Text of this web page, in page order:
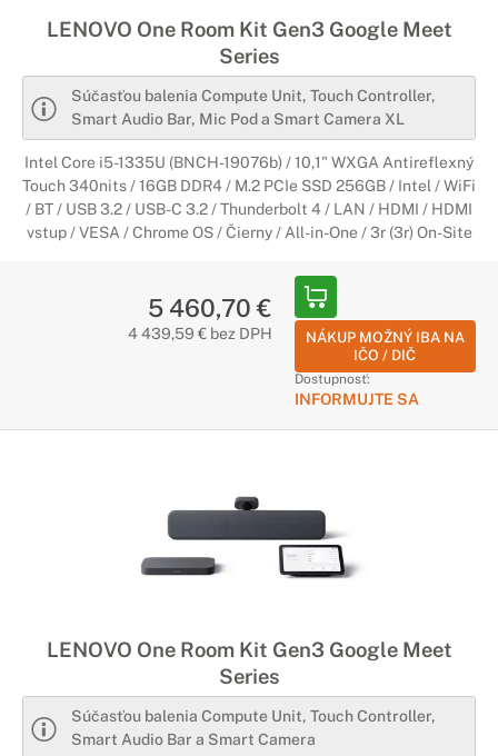
LENOVO One Room Kit Gen3 Google Meet
Series
Súčasťou balenia Compute Unit, Touch Controller,
Smart Audio Bar, Mic Pod a Smart Camera XL
Intel Core i5-1335U (BNCH-19076b) / 10,1" WXGA Antireflexný
Touch 340nits / 16GB DDR4 / M.2 PCIe SSD 256GB / Intel / WiFi
/ BT / USB 3.2 / USB-C 3.2 / Thunderbolt 4 / LAN / HDMI / HDMI
vstup / VESA / Chrome OS / Čierny / All-in-One / 3r (3r) On-Site
5 460,70 €
4 439,59 € bez DPH
NÁKUP MOŽNÝ IBA NA
IČO / DIČ
Dostupnosť:
INFORMUJTE SA
LENOVO One Room Kit Gen3 Google Meet
Series
Súčasťou balenia Compute Unit, Touch Controller,
Smart Audio Bar a Smart Camera